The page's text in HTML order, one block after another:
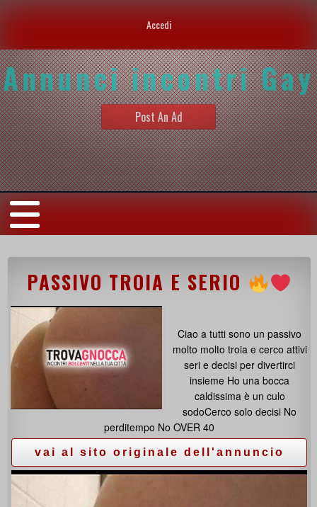
Accedi
Annunci incontri Gay
Post An Ad
PASSIVO TROIA E SERIO
Ciao a tutti sono un passivo
molto molto troia e cerco attivi
seri e decisi per divertirci
insieme Ho una bocca
caldissima è un culo
sodoCerco solo decisi No
perditempo No OVER 40